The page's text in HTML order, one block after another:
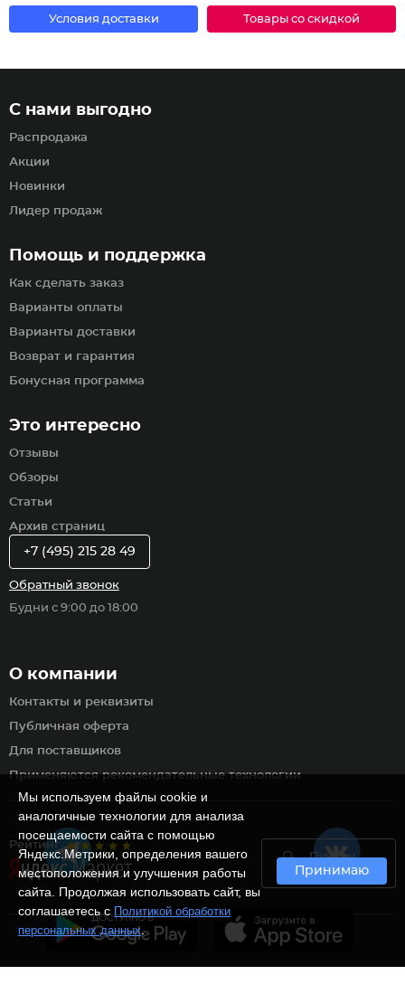
Условия доставки Товары со скидкой
Рейтинг
Пункты
самовывоза
Помощь и поддержка
Как сделать заказ
Варианты оплаты
Варианты доставки
Возврат и гарантия
Бонусная программа
С нами выгодно
Распродажа
Акции
Новинки
Лидер продаж
Это интересно
Отзывы
Обзоры
Статьи
Архив страниц
О компании
Контакты и реквизиты
Публичная оферта
Для поставщиков
Применяются рекомендательные технологии
+7 (495) 215 28 49
Обратный звонок
Будни с 9:00 до 18:00
Мы используем файлы cookie и
аналогичные технологии для анализа
посещаемости сайта с помощью
Яндекс.Метрики, определения вашего
местоположения и улучшения работы
сайта. Продолжая использовать сайт, вы
соглашаетесь с Политикой обработки
персональных данных.
Принимаю